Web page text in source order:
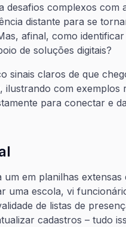
complexos com
distante para se
afinal, como
de soluções digitais?
sinais claros de que
com exemplos
para conectar e
em planilhas
uma escola, vi
de listas de
cadastros – tudo